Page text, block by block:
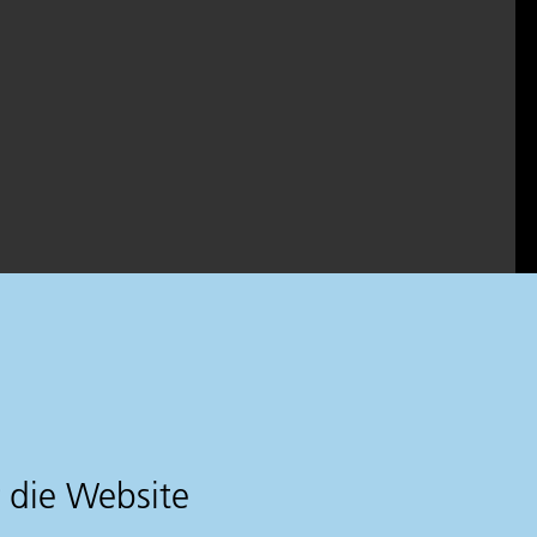
die Website